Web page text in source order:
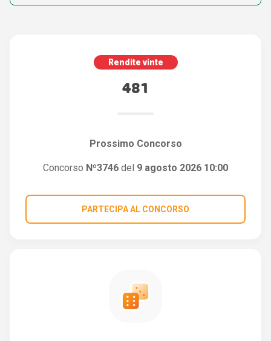
Rendite vinte
481
Prossimo Concorso
Concorso Nº3746 del 9 agosto 2026 10:00
PARTECIPA AL CONCORSO